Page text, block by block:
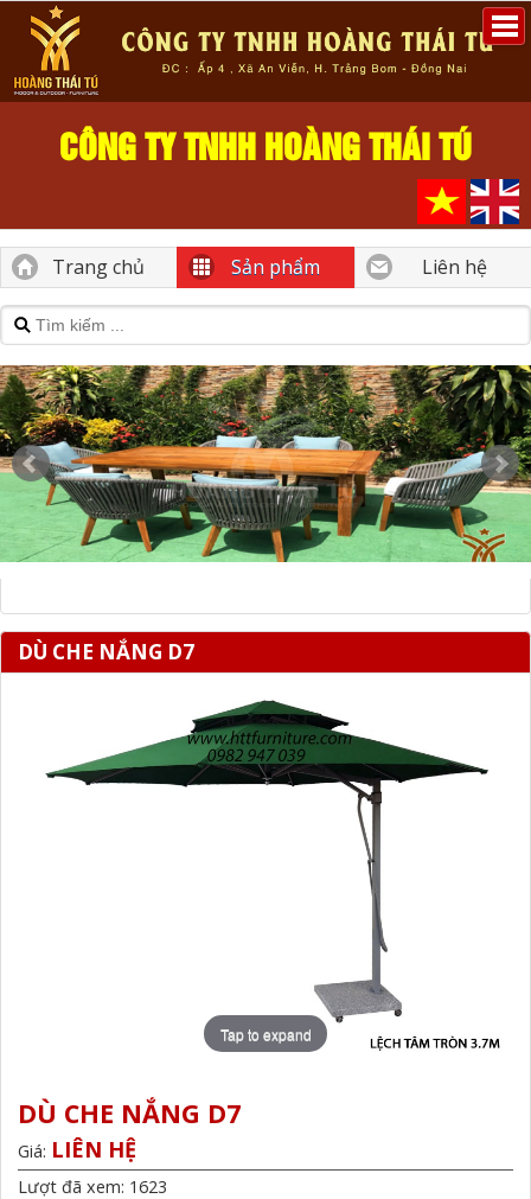
CÔNG TY TNHH HOÀNG THÁI TÚ
Trang chủ Sản phẩm Liên hệ
DÙ CHE NẮNG D7
Tap to expand
DÙ CHE NẮNG D7
Giá: LIÊN HỆ
Lượt đã xem: 1623